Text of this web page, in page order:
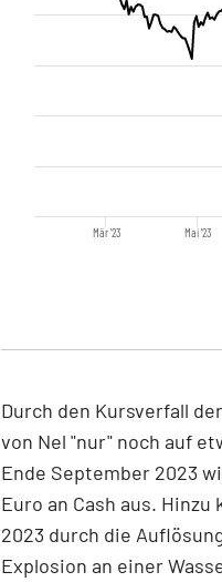
Mär '23 Mai '23
Durch den Kursverfall
von Nel "nur" noch auf
Ende September 2023
Euro an Cash aus.
2023 durch die
Explosion an einer